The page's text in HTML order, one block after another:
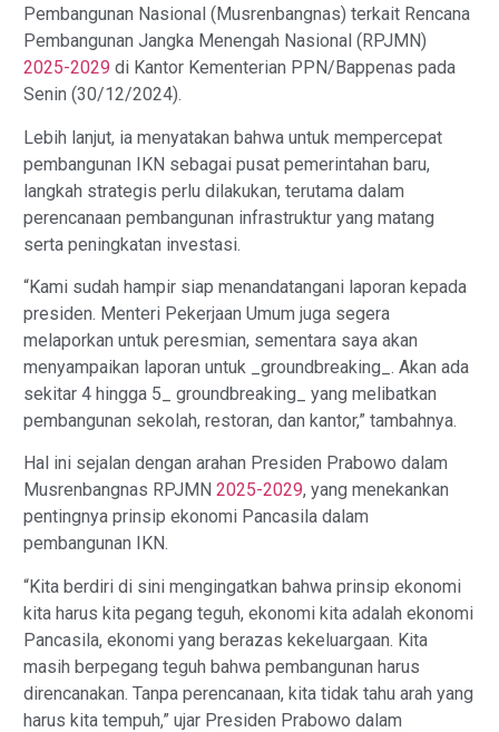
Pembangunan Nasional (Musrenbangnas) terkait Rencana
Pembangunan Jangka Menengah Nasional (RPJMN)
2025-2029 di Kantor Kementerian PPN/Bappenas pada
Senin (30/12/2024).
Lebih lanjut, ia menyatakan bahwa untuk mempercepat
pembangunan IKN sebagai pusat pemerintahan baru,
langkah strategis perlu dilakukan, terutama dalam
perencanaan pembangunan infrastruktur yang matang
serta peningkatan investasi.
“Kami sudah hampir siap menandatangani laporan kepada
presiden. Menteri Pekerjaan Umum juga segera
melaporkan untuk peresmian, sementara saya akan
menyampaikan laporan untuk _groundbreaking_. Akan ada
sekitar 4 hingga 5_ groundbreaking_ yang melibatkan
pembangunan sekolah, restoran, dan kantor,” tambahnya.
Hal ini sejalan dengan arahan Presiden Prabowo dalam
Musrenbangnas RPJMN 2025-2029, yang menekankan
pentingnya prinsip ekonomi Pancasila dalam
pembangunan IKN.
“Kita berdiri di sini mengingatkan bahwa prinsip ekonomi
kita harus kita pegang teguh, ekonomi kita adalah ekonomi
Pancasila, ekonomi yang berazas kekeluargaan. Kita
masih berpegang teguh bahwa pembangunan harus
direncanakan. Tanpa perencanaan, kita tidak tahu arah yang
harus kita tempuh,” ujar Presiden Prabowo dalam